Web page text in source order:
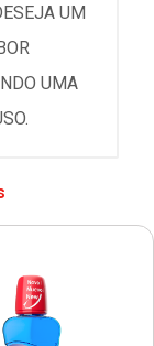
UM
UMA